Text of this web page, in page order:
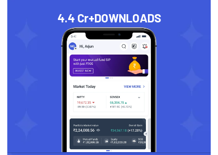
4.4 Cr+DOWNLOADS